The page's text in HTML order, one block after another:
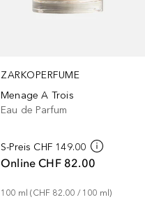
ZARKOPERFUME
Menage A Trois
Eau de Parfum
S-Preis CHF 149.00
Online CHF 82.00
100 ml (CHF 82.00 / 100 ml)